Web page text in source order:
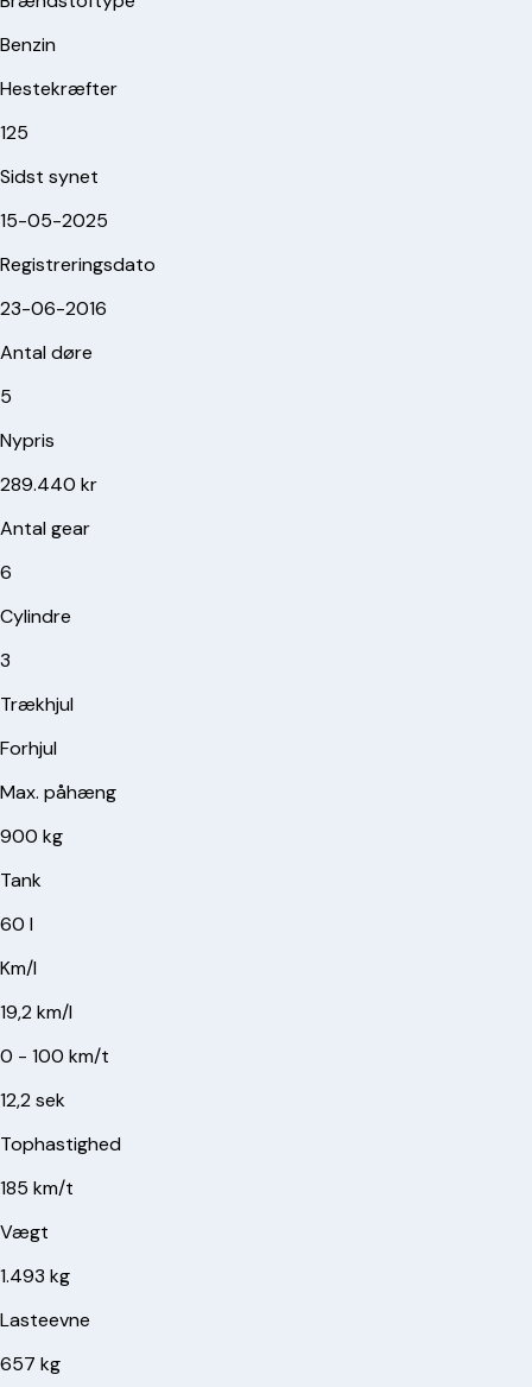
Benzin
Hestekræfter
125
Sidst synet
15-05-2025
Registreringsdato
23-06-2016
Antal døre
5
Nypris
289.440 kr
Antal gear
6
Cylindre
3
Trækhjul
Forhjul
Max. påhæng
900 kg
Tank
60 l
Km/l
19,2 km/l
0 - 100 km/t
12,2 sek
Tophastighed
185 km/t
Vægt
1.493 kg
Lasteevne
657 kg